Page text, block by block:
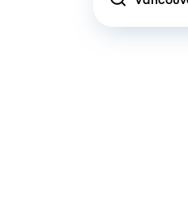
Location